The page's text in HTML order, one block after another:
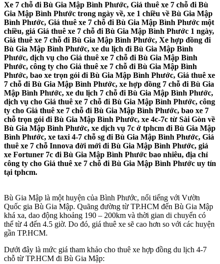
Xe 7 chỗ đi Bù Gia Mập Bình Phước, Giá thuê xe 7 chỗ đi Bù
Gia Mập Bình Phước trong ngày về, xe 1 chiều về Bù Gia Mập
Bình Phước, Giá thuê xe 7 chỗ đi Bù Gia Mập Bình Phước một
chiều, giá Giá thuê xe 7 chỗ đi Bù Gia Mập Bình Phước 1 ngày,
Giá thuê xe 7 chỗ đi Bù Gia Mập Bình Phước, Xe hợp đồng đi
Bù Gia Mập Bình Phước, xe du lịch đi Bù Gia Mập Bình
Phước, dịch vụ cho Giá thuê xe 7 chỗ đi Bù Gia Mập Bình
Phước, công ty cho Giá thuê xe 7 chỗ đi Bù Gia Mập Bình
Phước, bao xe trọn gói đi Bù Gia Mập Bình Phước, Giá thuê xe
7 chỗ đi Bù Gia Mập Bình Phước, xe hợp đồng 7 chỗ đi Bù Gia
Mập Bình Phước, xe du lịch 7 chỗ đi Bù Gia Mập Bình Phước,
dịch vụ cho Giá thuê xe 7 chỗ đi Bù Gia Mập Bình Phước, công
ty cho Giá thuê xe 7 chỗ đi Bù Gia Mập Bình Phước, bao xe 7
chỗ trọn gói đi Bù Gia Mập Bình Phước, xe 4c-7c từ Sài Gòn về
Bù Gia Mập Bình Phước, xe dịch vụ 7c ở tphcm đi Bù Gia Mập
Bình Phước, xe taxi 4-7 chỗ sg đi Bù Gia Mập Bình Phước, Giá
thuê xe 7 chỗ Innova đời mới đi Bù Gia Mập Bình Phước, giá
xe Fortuner 7c đi Bù Gia Mập Bình Phước bao nhiêu, địa chỉ
công ty cho Giá thuê xe 7 chỗ đi Bù Gia Mập Bình Phước uy tín
tại tphcm.
Bù Gia Mập là một huyện của Bình Phước, nổi tiếng với Vườn
Quốc gia Bù Gia Mập. Quãng đường từ TP.HCM đến Bù Gia Mập
khá xa, dao động khoảng 190 – 200km và thời gian di chuyển có
thể từ 4 đến 4.5 giờ. Do đó, giá thuê xe sẽ cao hơn so với các huyện
gần TP.HCM.
Dưới đây là mức giá tham khảo cho thuê xe hợp đồng du lịch 4-7
chỗ từ TP.HCM đi Bù Gia Mập: